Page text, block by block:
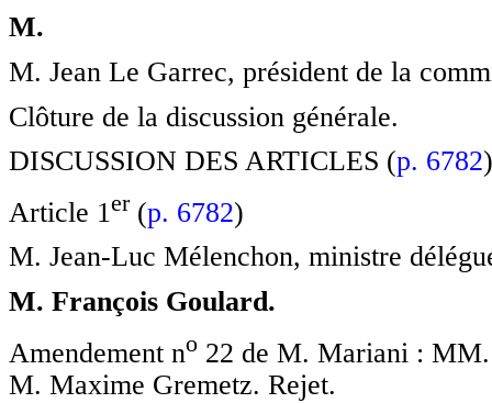
M.
M. Jean Le Garrec, président de la
Clôture de la discussion générale.
DISCUSSION DES ARTICLES (p. 6782)
Article 1 er(p. 6782)
M. Jean-Luc Mélenchon, ministre
M. François Goulard.
Amendement no 22 de M. Mariani :
M. Maxime Gremetz. Rejet.